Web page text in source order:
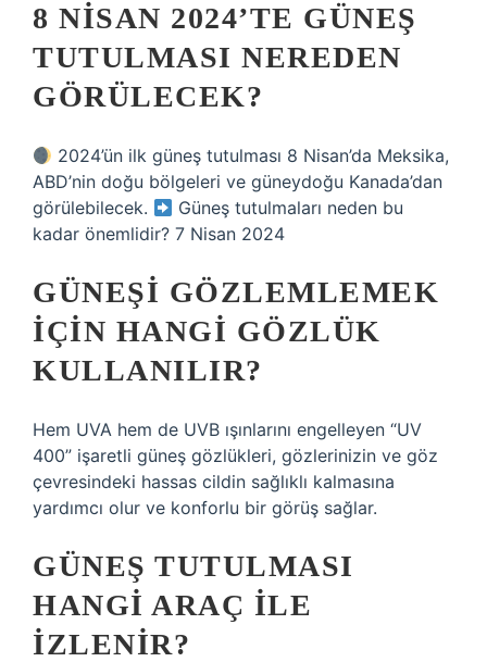
8 NISAN 2024’TE GÜNEŞ
TUTULMASI NEREDEN
GÖRÜLECEK?
2024’ün ilk güneş tutulması 8 Nisan’da Meksika,
ABD’nin doğu bölgeleri ve güneydoğu Kanada’dan
görülebilecek.
Güneş tutulmaları neden bu
kadar önemlidir? 7 Nisan 2024
GÜNEŞI GÖZLEMLEMEK
IÇIN HANGI GÖZLÜK
KULLANILIR?
Hem UVA hem de UVB ışınlarını engelleyen “UV
400” işaretli güneş gözlükleri, gözlerinizin ve göz
çevresindeki hassas cildin sağlıklı kalmasına
yardımcı olur ve konforlu bir görüş sağlar.
GÜNEŞ TUTULMASI
HANGI ARAÇ ILE
IZLENIR?